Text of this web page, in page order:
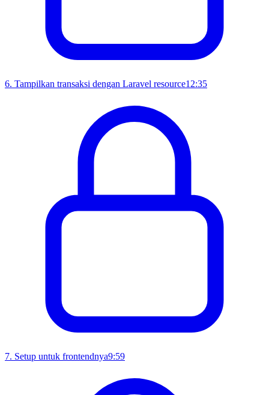
6. Tampilkan transaksi dengan Laravel resource12:35
7. Setup untuk frontendnya9:59